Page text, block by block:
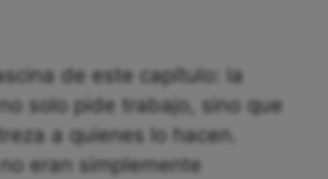
de este capítulo: la
solo pide trabajo, sino que
a quienes lo hacen.
eran simplemente